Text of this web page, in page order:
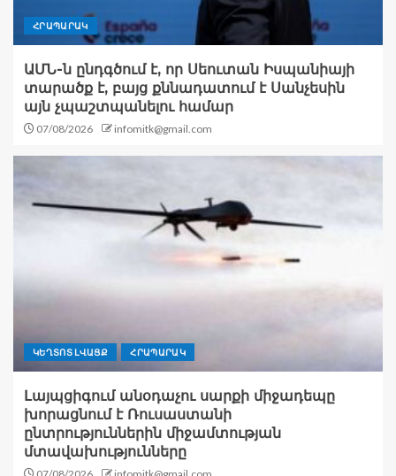
ՀՐԱՊԱՐԱԿ
ԱՄՆ-ն ընդգծում է, որ Սեուտան Իսպանիայի
տարածք է, բայց քննադատում է Սանչեսին
այն չպաշտպանելու համար
07/08/2026 infomitk@gmail.com
ԿԵՂՏՈՏ ԼՎԱՑՔ ՀՐԱՊԱՐԱԿ
Լայպցիգում անօդաչու սարքի միջադեպը
խորացնում է Ռուսաստանի
ընտրություններին միջամտության
մտավախությունները